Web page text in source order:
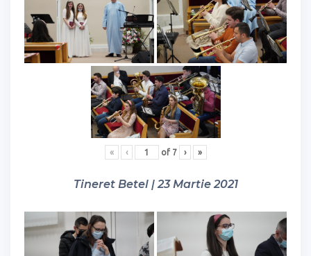
« ‹ of 7 › »
Tineret Betel | 23 Martie 2021